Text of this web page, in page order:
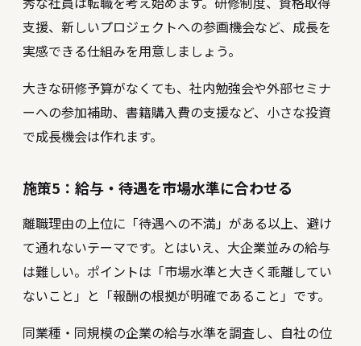
支援、新しいプロジェクトへの参画機会など、成長を
実感できる仕組みを用意しましょう。
大きな研修予算がなくても、社内勉強会や外部セミナ
ーへの参加補助、書籍購入費の支援など、小さな投資
で成長機会は作れます。
施策5：給与・待遇を市場水準に合わせる
離職理由の上位に「待遇への不満」がある以上、避け
て通れないテーマです。とはいえ、大企業並みの給与
は難しい。ポイントは「市場水準と大きく乖離してい
ないこと」と「報酬の根拠が明確であること」です。
同業種・同規模の企業の給与水準を調査し、自社の位